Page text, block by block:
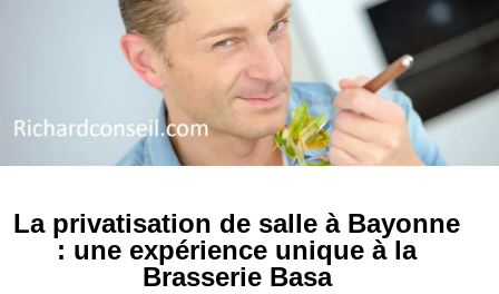
La privatisation de salle à Bayonne
: une expérience unique à la
Brasserie Basa